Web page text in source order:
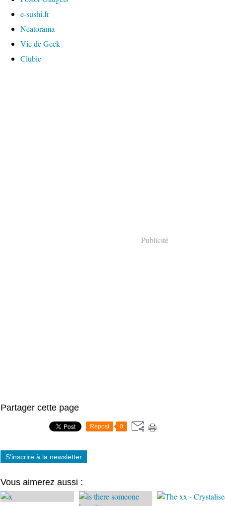
e-sushi.fr
Neatorama
Vie de Geek
Clubic
Publicité
Partager cette page
Repost 0
S'inscrire à la newsletter
Vous aimerez aussi :